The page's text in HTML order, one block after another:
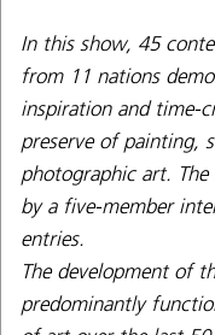
In this show, 45
from 11 nations
inspiration and time-
preserve of painting,
photographic art.
by a five-member
entries.
The development of
predominantly